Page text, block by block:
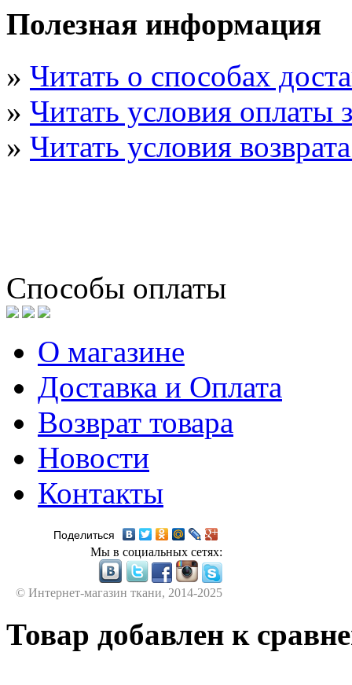
Полезная информация
» Читать о способах
» Читать условия оплаты
» Читать условия
Способы оплаты
О магазине
Доставка и Оплата
Возврат товара
Новости
Контакты
Поделиться
Мы в социальных сетях:
© Интернет-магазин ткани, 2014-2025
Товар добавлен к